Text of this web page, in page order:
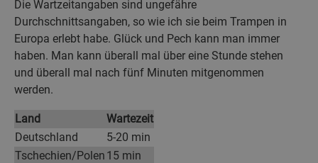
Die Wartzeitangaben sind ungefähre
Durchschnittsangaben, so wie ich sie beim Trampen in
Europa erlebt habe. Glück und Pech kann man immer
haben. Man kann überall mal über eine Stunde stehen
und überall mal nach fünf Minuten mitgenommen
werden.
Land
Wartezeit
Deutschland
5-20 min
Tschechien/Polen 15 min